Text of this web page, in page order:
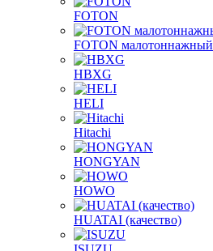
FOTON
FOTON малотоннажный
HBXG
HELI
Hitachi
HONGYAN
HOWO
HUATAI (качество)